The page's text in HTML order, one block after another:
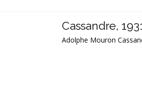
Cassandre,
Adolphe Mouron